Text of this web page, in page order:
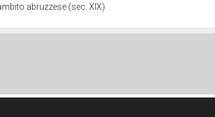
abruzzese (sec. XIX)